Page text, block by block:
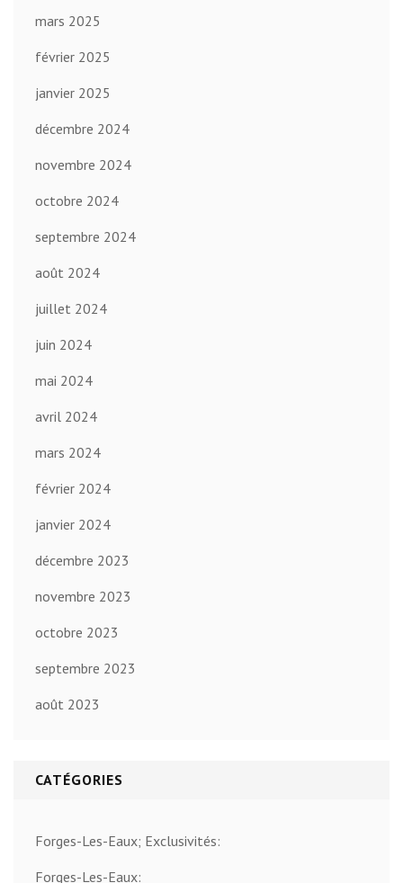
mars 2025
février 2025
janvier 2025
décembre 2024
novembre 2024
octobre 2024
septembre 2024
août 2024
juillet 2024
juin 2024
mai 2024
avril 2024
mars 2024
février 2024
janvier 2024
décembre 2023
novembre 2023
octobre 2023
septembre 2023
août 2023
CATÉGORIES
Forges-Les-Eaux; Exclusivités:
Forges-Les-Eaux: